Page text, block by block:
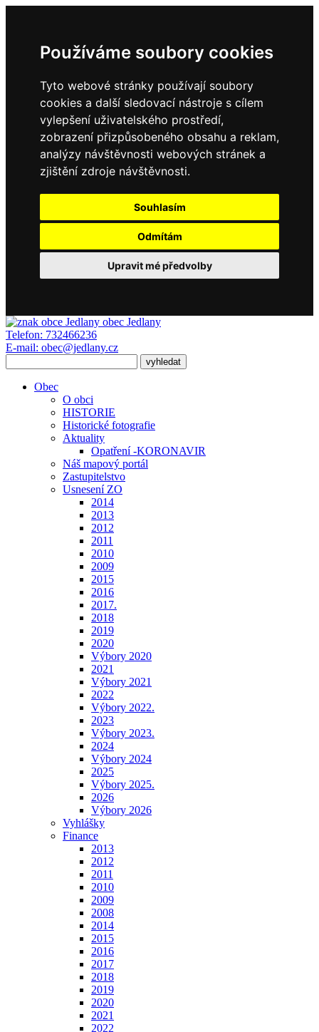
Používáme soubory cookies
Tyto webové stránky používají soubory
cookies a další sledovací nástroje s cílem
vylepšení uživatelského prostředí,
zobrazení přizpůsobeného obsahu a reklam,
analýzy návštěvnosti webových stránek a
zjištění zdroje návštěvnosti.
Souhlasím
Odmítám
Upravit mé předvolby
obec Jedlany
Telefon: 732466236
E-mail: obec@jedlany.cz
Obec
O obci
HISTORIE
Historické fotografie
Aktuality
Opatření -KORONAVIR
Náš mapový portál
Zastupitelstvo
Usnesení ZO
2014
2013
2012
2011
2010
2009
2015
2016
2017.
2018
2019
2020
Výbory 2020
2021
Výbory 2021
2022
Výbory 2022.
2023
Výbory 2023.
2024
Výbory 2024
2025
Výbory 2025.
2026
Výbory 2026
Vyhlášky
Finance
2013
2012
2011
2010
2009
2008
2014
2015
2016
2017
2018
2019
2020
2021
2022